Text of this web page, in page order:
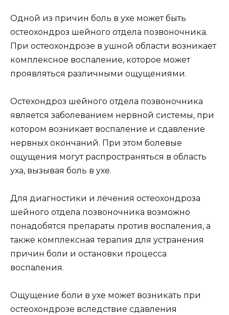
Одной из причин боль в ухе может быть
остеохондроз шейного отдела позвоночника.
При остеохондрозе в ушной области возникает
комплексное воспаление, которое может
проявляться различными ощущениями.
Остехондроз шейного отдела позвоночника
является заболеванием нервной системы, при
котором возникает воспаление и сдавление
нервных окончаний. При этом болевые
ощущения могут распространяться в область
уха, вызывая боль в ухе.
Для диагностики и лечения остеохондроза
шейного отдела позвоночника возможно
понадобятся препараты против воспаления, а
также комплексная терапия для устранения
причин боли и остановки процесса
воспаления.
Ощущение боли в ухе может возникать при
остеохондрозе вследствие сдавления